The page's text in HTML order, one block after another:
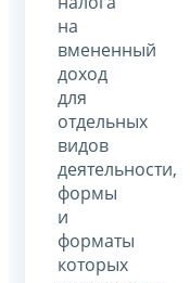
на
вмененный
доход
для
отдельных
видов
деятельности,
формы
и
форматы
которых